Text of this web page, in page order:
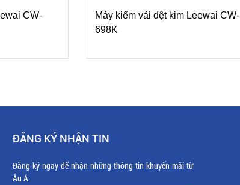
CW-
Máy kiểm vải dệt kim Leewai CW-
698K
ĐĂNG KÝ NHẬN TIN
Đăng ký ngay để nhận những thông tin khuyến mãi từ
Âu Á